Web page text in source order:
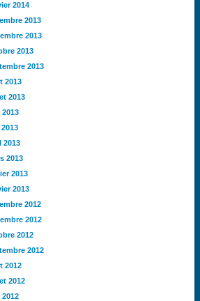
2014
2013
2013
2013
2013
2013
2013
2013
2013
2013
2013
2012
2012
2012
2012
2012
2012